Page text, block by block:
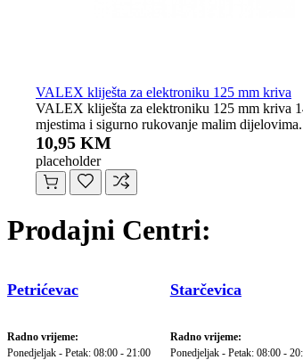
VALEX kliješta za elektroniku 125 mm kriva
VALEX kliješta za elektroniku 125 mm kriva
mjestima i sigurno rukovanje malim
10,95 KM
placeholder
Prodajni Centri:
Petrićevac
Radno vrijeme:
Ponedjeljak - Petak: 08:00 - 21:00
Starčevica
Radno vrijeme:
Ponedjeljak - Petak: 08:00 -